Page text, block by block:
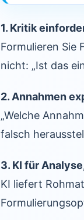
1. Kritik
Formulieren Sie
nicht: „Ist das
2. Annahmen
„Welche
falsch
3. KI für
KI liefert